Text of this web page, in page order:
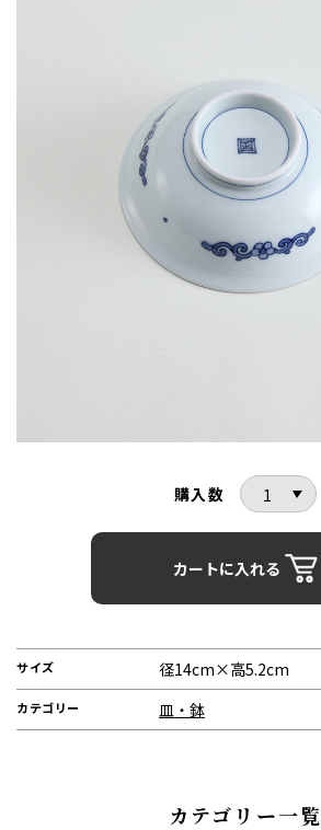
購入数
カートに入れる
サイズ 径14cm×高5.2cm
カテゴリー 皿・鉢
カテゴリー一覧